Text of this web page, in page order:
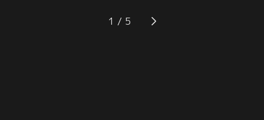
「NANA」の世界観を表現したコー
式に正門・佐野が悪戦苦闘！？さら
にドローンを幽霊やモンスターに見
1